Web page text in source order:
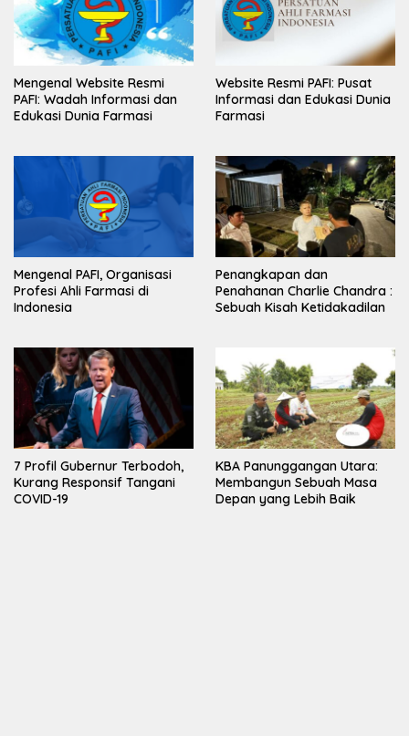
Mengenal Website Resmi
PAFI: Wadah Informasi dan
Edukasi Dunia Farmasi
Website Resmi PAFI: Pusat
Informasi dan Edukasi Dunia
Farmasi
Mengenal PAFI, Organisasi
Profesi Ahli Farmasi di
Indonesia
Penangkapan dan
Penahanan Charlie Chandra :
Sebuah Kisah Ketidakadilan
7 Profil Gubernur Terbodoh,
Kurang Responsif Tangani
COVID-19
KBA Panunggangan Utara:
Membangun Sebuah Masa
Depan yang Lebih Baik